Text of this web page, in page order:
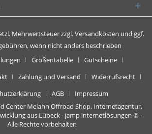
Mehrwertsteuer zzgl.Versandkosten und ggf.
wenn nicht anders beschrieben
Größentabelle
Gutscheine
Zahlung und Versand
Widerrufsrecht
AGB
Impressum
Center Melahn Offroad Shop, Internetagentur,
aus Lübeck - jamp internetlösungen © -
Alle Rechte vorbehalten